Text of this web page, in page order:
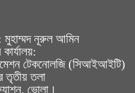
নূরুল আমিন
টেকনোলজি (সিআইআইটি)
তৃতীয় তলা
ভোলা।